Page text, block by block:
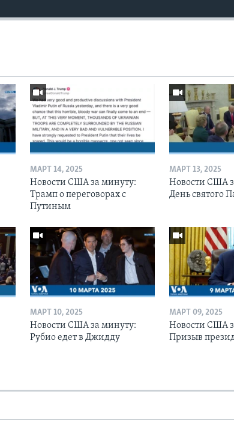
МАРТ 14, 2025
Новости США за минуту:
Трамп о переговорах с
Путиным
МАРТ 13, 2025
Новости США
День святого
МАРТ 10, 2025
Новости США за минуту:
Рубио едет в Джидду
МАРТ 09, 2025
Новости США
Призыв